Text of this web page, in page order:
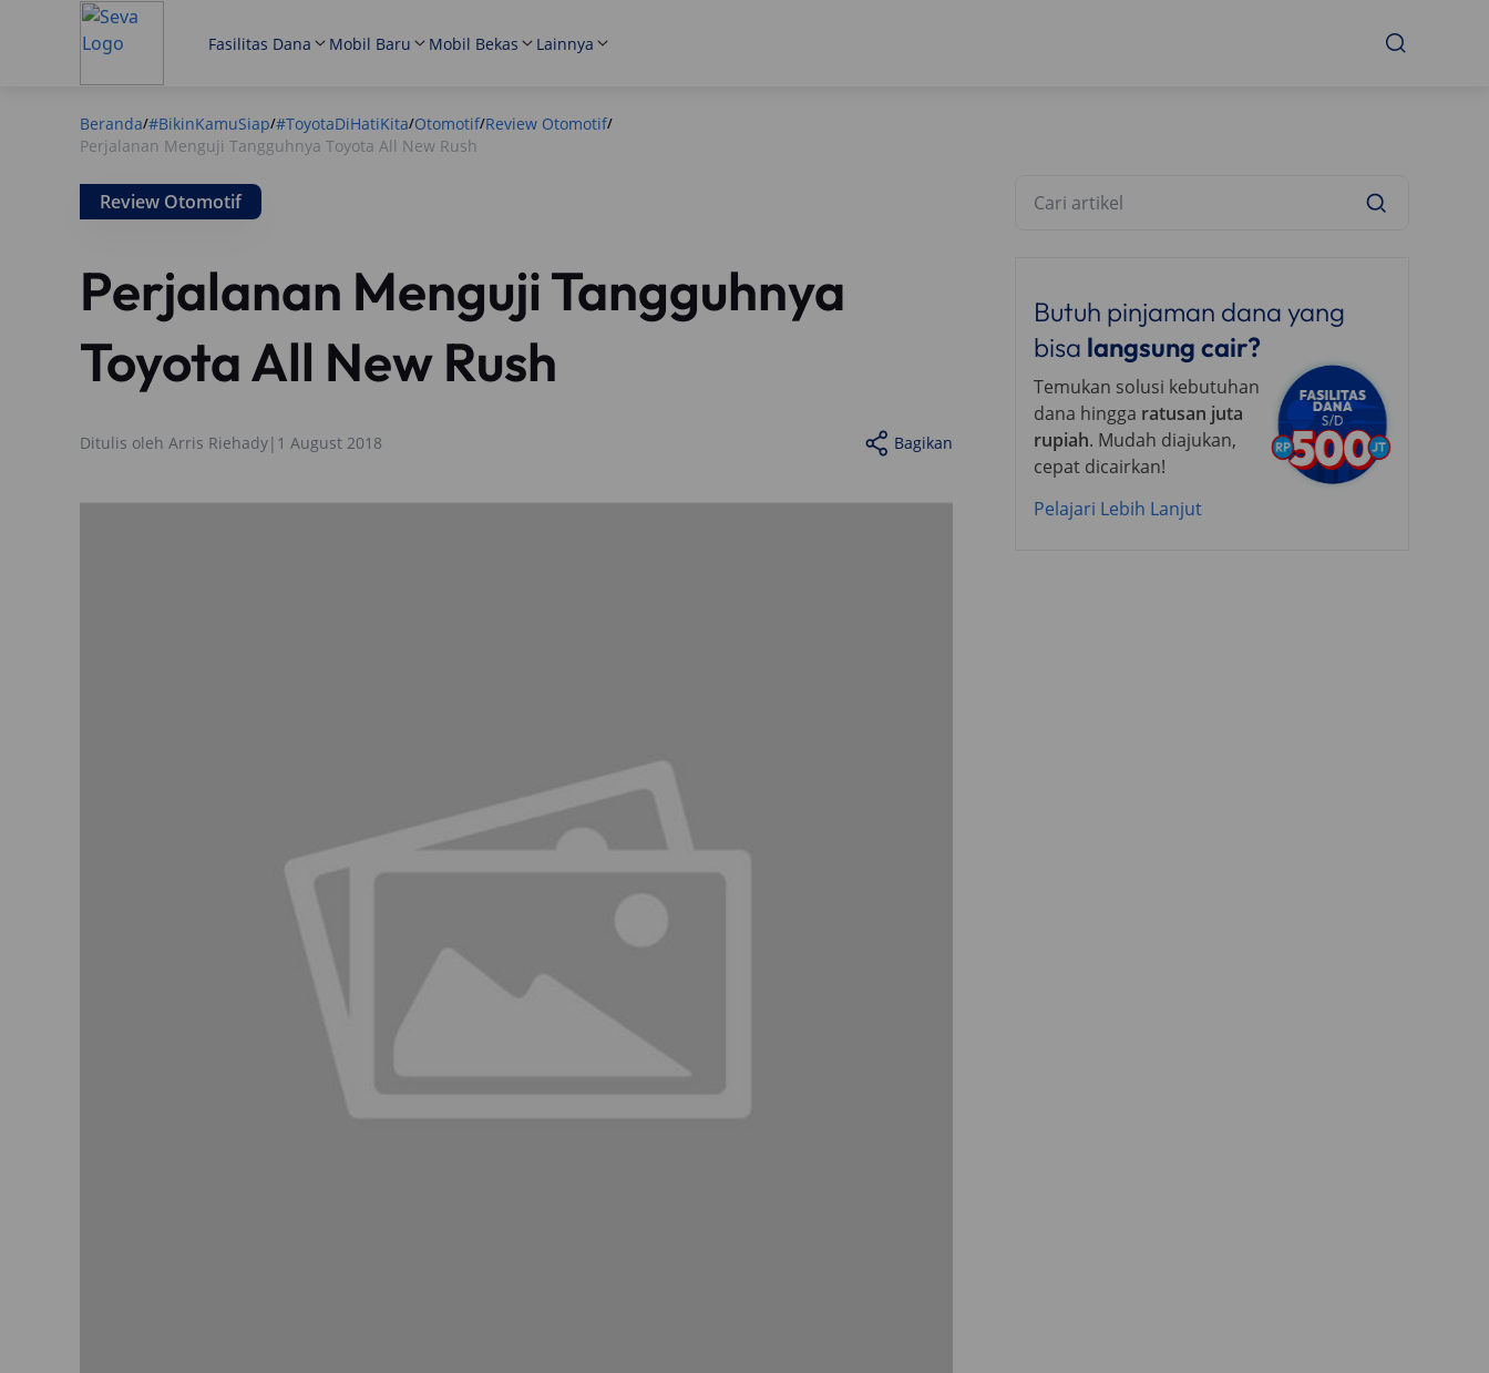
Fasilitas Dana Mobil Baru Mobil Bekas Lainnya
Beranda/#BikinKamuSiap/#ToyotaDiHatiKita/Otomotif/Review Otomotif/
Perjalanan Menguji Tangguhnya Toyota All New Rush
Review Otomotif
Perjalanan Menguji Tangguhnya
Toyota All New Rush
Ditulis oleh Arris Riehady| 1 August 2018 Bagikan
Butuh pinjaman dana yang
bisa langsung cair?
Temukan solusi kebutuhan
dana hingga ratusan juta
rupiah. Mudah diajukan,
cepat dicairkan!
Pelajari Lebih Lanjut